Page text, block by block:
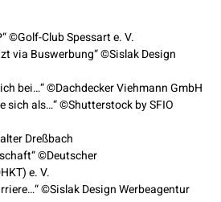
©Golf-Club Spessart e. V.
via Buswerbung“ ©Sislak Design
bei…“ ©Dachdecker Viehmann GmbH
sich als…“ ©Shutterstock by SFIO
Dreßbach
©Deutscher
e. V.
©Sislak Design Werbeagentur